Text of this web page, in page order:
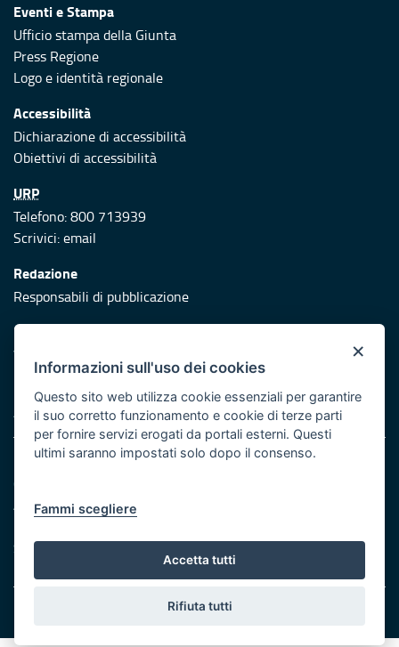
Eventi e Stampa
Ufficio stampa della Giunta
Press Regione
Logo e identità regionale
Accessibilità
Dichiarazione di accessibilità
Obiettivi di accessibilità
URP
Telefono: 800 713939
Scrivici:email
Redazione
Responsabili di pubblicazione
Protezione civile
Vai al sito di Protezione Civile Puglia
Iniziativa finanziata con risorse del POR Puglia 2014/2020 -
Asse XI
Note legali
Cookie e privacy
Atti di notifica
Servizi Intranet
© Regione Puglia
×
Informazioni sull'uso dei cookies
Questo sito web utilizza cookie essenziali per garantire
il suo corretto funzionamento e cookie di terze parti
per fornire servizi erogati da portali esterni. Questi
ultimi saranno impostati solo dopo il consenso.
Fammi scegliere
Accetta tutti
Rifiuta tutti